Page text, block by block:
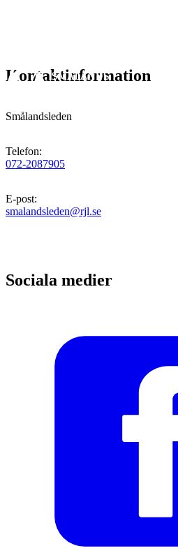
Kontaktinformation
Smålandsleden
Telefon:
072-2087905
E-post:
smalandsleden@rjl.se
Sociala medier